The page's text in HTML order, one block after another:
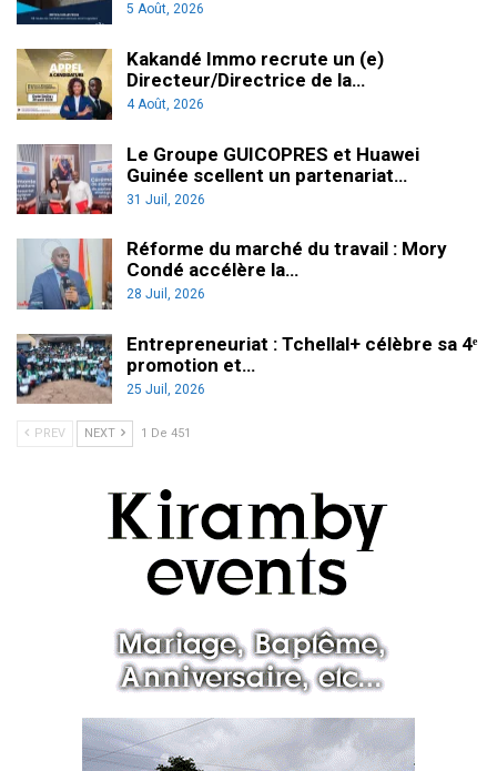
5 Août, 2026
Kakandé Immo recrute un (e)
Directeur/Directrice de la…
4 Août, 2026
Le Groupe GUICOPRES et Huawei
Guinée scellent un partenariat…
31 Juil, 2026
Réforme du marché du travail : Mory
Condé accélère la…
28 Juil, 2026
Entrepreneuriat : Tchellal+ célèbre sa 4ᵉ
promotion et…
25 Juil, 2026
PREV NEXT 1 De 451